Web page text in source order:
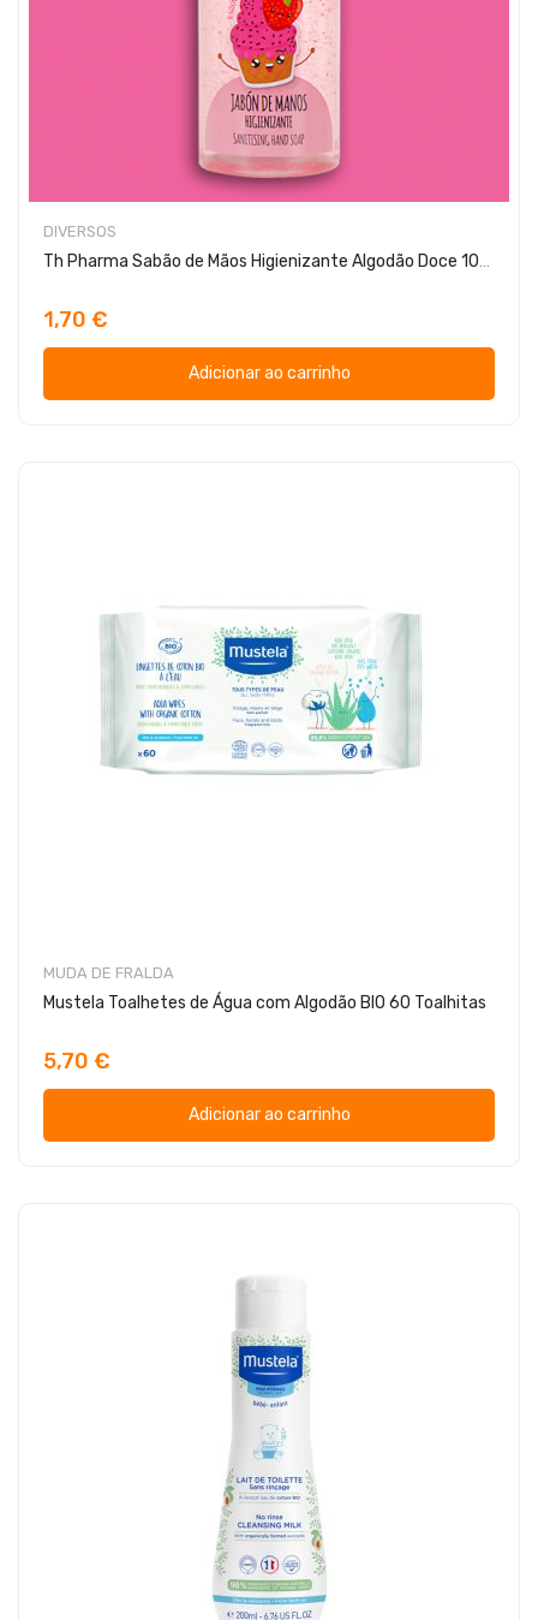
DIVERSOS
Th Pharma Sabão de Mãos Higienizante Algodão Doce 100ml
1,70 €
Adicionar ao carrinho
MUDA DE FRALDA
Mustela Toalhetes de Água com Algodão BIO 60 Toalhitas
5,70 €
Adicionar ao carrinho